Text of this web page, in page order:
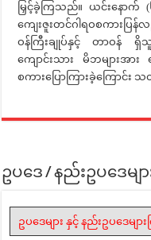
မြှင့်ခဲ့ကြသည်။ ယင်းနောက်
ကျေးဇူးတင်ဂါရဝစကား
ဝန်ကြီးချုပ်နှင့် တာဝန် ရှိသူမ
ကျောင်းသား မိဘများအ
စကားပြောကြားခဲ့ကြောင်း
ဥပဒေ / နည်းဥပဒေမျာ
ဥပဒေများ နှင့် နည်းဥပဒေမျာ